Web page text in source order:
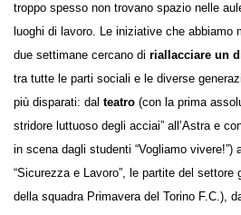
troppo spesso non trovano spazio nelle
luoghi di lavoro. Le iniziative che abbiamo
due settimane cercano diriallacciare un
tematiche tra tutte le parti sociali e le
gli strumenti più disparati: dalteatro(con
spettacolo “Lo stridore luttuoso degli
rappresentazione portata in scena dagli
allosport(con il Trofeo “Sicurezza e
giovanile e la partecipazione della squadra